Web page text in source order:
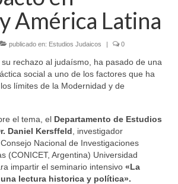
América Latina
publicado en: Estudios Judaicos | 0
rechazo al judaísmo, ha pasado de una
social a uno de los factores que ha
límites de la Modernidad y de
el tema, el Departamento de Estudios
Daniel Kersffeld , investigador
Nacional de Investigaciones
(CONICET, Argentina) Universidad
impartir el seminario intensivo «La
lectura historica y política».